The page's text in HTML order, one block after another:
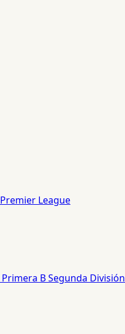
Premier League
Primera BSegunda División